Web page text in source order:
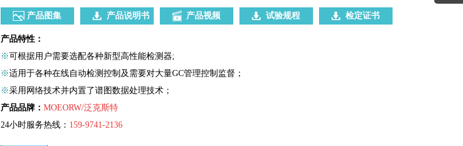
产品图集 产品说明书 产品视频 试验规程 检定证书
产品特性：
※可根据用户需要选配各种新型高性能检测器;
※适用于各种在线自动检测控制及需要对大量GC管理控制监督；
※采用网络技术并内置了谱图数据处理技术；
产品品牌： MOEORW/泛克斯特
24小时服务热线： 159-9741-2136